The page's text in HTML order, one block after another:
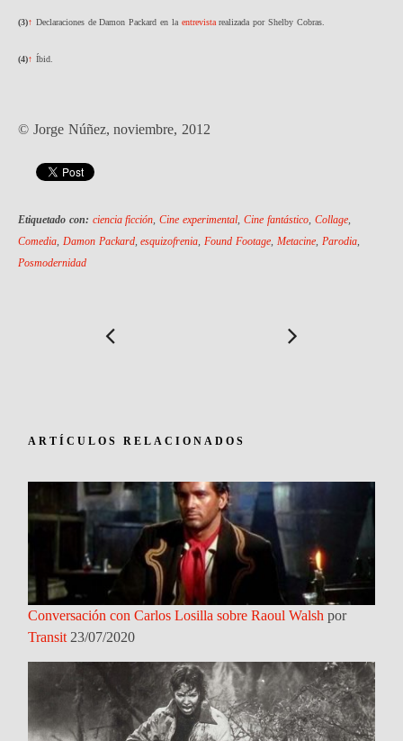
(3)↑ Declaraciones de Damon Packard en la entrevistarealizada por Shelby Cobras.
(4)↑ Íbid.
© Jorge Núñez, noviembre, 2012
Etiquetado con: ciencia ficción,Cine experimental, Cine fantástico, Collage,
Comedia, Damon Packard,esquizofrenia,Found Footage, Metacine, Parodia,
Posmodernidad
ARTÍCULOS RELACIONADOS
Conversación con Carlos Losilla sobre Raoul Walsh por
Transit 23/07/2020